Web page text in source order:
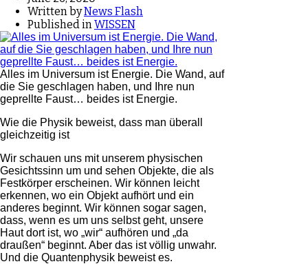
Written byNews Flash
Published in WISSEN
Alles im Universum ist Energie. Die Wand, auf
die Sie geschlagen haben, und Ihre nun
geprellte Faust… beides ist Energie.
Wie die Physik beweist, dass man überall
gleichzeitig ist
Wir schauen uns mit unserem physischen
Gesichtssinn um und sehen Objekte, die als
Festkörper erscheinen. Wir können leicht
erkennen, wo ein Objekt aufhört und ein
anderes beginnt. Wir können sogar sagen,
dass, wenn es um uns selbst geht, unsere
Haut dort ist, wo „wir“ aufhören und „da
draußen“ beginnt. Aber das ist völlig unwahr.
Und die Quantenphysik beweist es.